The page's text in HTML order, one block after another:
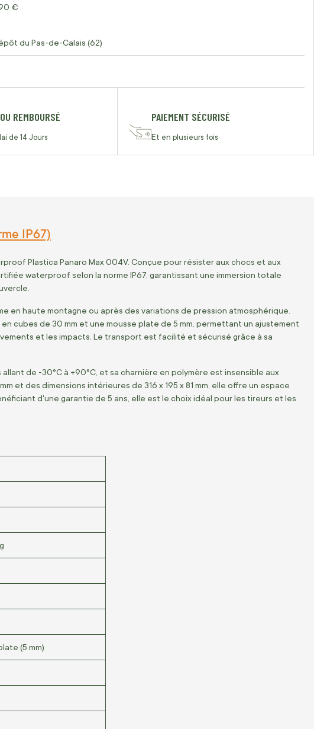
€
du Pas-de-Calais (62)
REMBOURSÉ
de 14 Jours
PAIEMENT SÉCURISÉ
Et en plusieurs fois
IP67)
Plastica Panaro Max 004V. Conçue pour résister aux chocs et aux
waterproof selon la norme IP67, garantissant une immersion totale
en haute montagne ou après des variations de pression atmosphérique.
cubes de 30 mm et une mousse plate de 5 mm, permettant un ajustement
et les impacts. Le transport est facilité et sécurisé grâce à sa
de -30°C à +90°C, et sa charnière en polymère est insensible aux
et des dimensions intérieures de 316 x 195 x 81 mm, elle offre un espace
d'une garantie de 5 ans, elle est le choix idéal pour les tireurs et les
(5 mm)